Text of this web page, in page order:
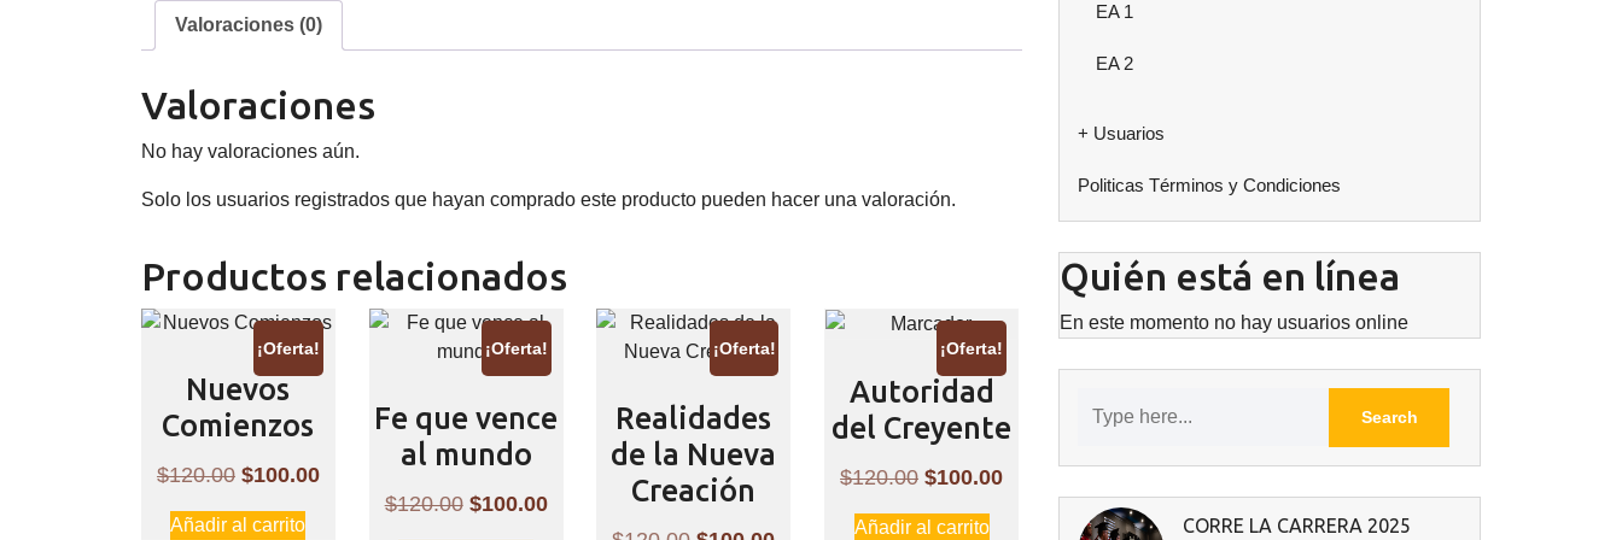
Valoraciones (0)
Valoraciones
No hay valoraciones aún.
Solo los usuarios registrados que hayan comprado este producto pueden hacer una valoración.
Productos relacionados
¡Oferta!
Nuevos
Comienzos
$120.00 El
precio
$100.00El
Añadir al carrito
¡Oferta!
Fe que vence
al mundo
$120.00 El
precio
$100.00El
¡Oferta!
Realidades
de la Nueva
Creación
¡Oferta!
Autoridad
del Creyente
$120.00 El
precio
$100.00El
Añadir al carrito
EA 1
EA 2
+ Usuarios
Politicas Términos y Condiciones
Quién está en línea
En este momento no hay usuarios online
CORRE LA CARRERA 2025